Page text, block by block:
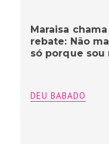
Maraisa
rebate: Não
só porque
DEU BABADO